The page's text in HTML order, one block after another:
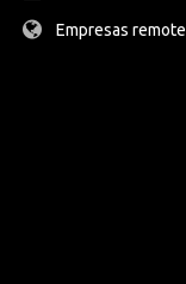
Empresas remote